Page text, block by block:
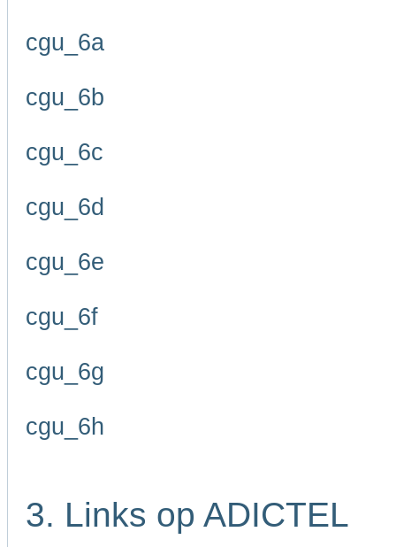
cgu_6a
cgu_6b
cgu_6c
cgu_6d
cgu_6e
cgu_6f
cgu_6g
cgu_6h
3. Links op ADICTEL